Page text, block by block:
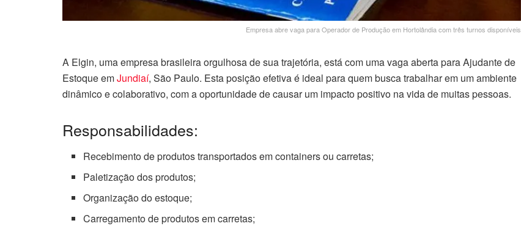
Empresa abre vaga para Operador de Produção em Hortolândia com três turnos disponíveis
A Elgin, uma empresa brasileira orgulhosa de sua trajetória, está com uma vaga aberta para Ajudante de
Estoque emJundiaí, São Paulo. Esta posição efetiva é ideal para quem busca trabalhar em um ambiente
dinâmico e colaborativo, com a oportunidade de causar um impacto positivo na vida de muitas pessoas.
Responsabilidades:
Recebimento de produtos transportados em containers ou carretas;
Paletização dos produtos;
Organização do estoque;
Carregamento de produtos em carretas;